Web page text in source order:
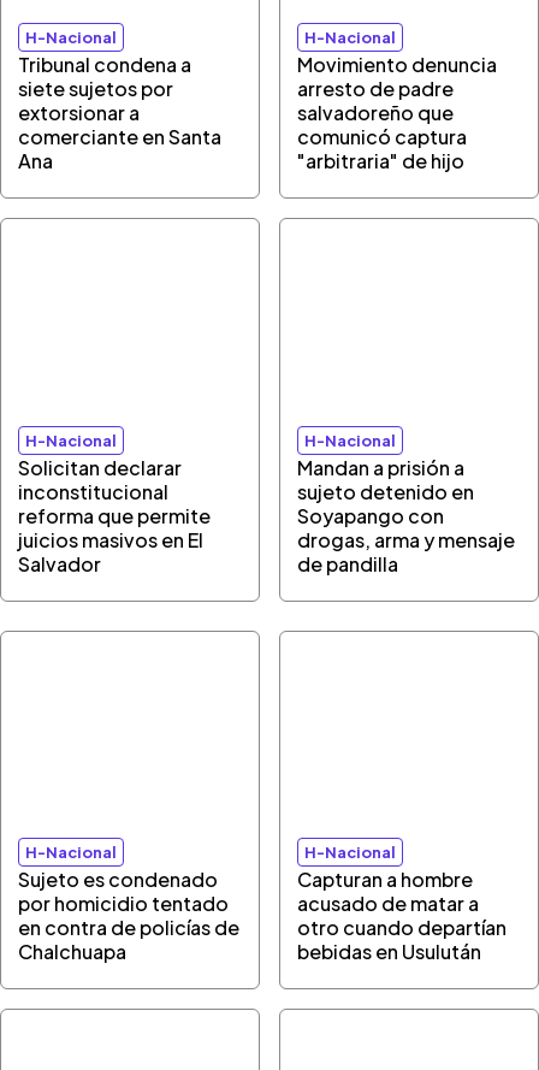
H-Nacional
Tribunal condena a
siete sujetos por
extorsionar a
comerciante en Santa
Ana
H-Nacional
Movimiento denuncia
arresto de padre
salvadoreño que
comunicó captura
"arbitraria" de hijo
H-Nacional
Solicitan declarar
inconstitucional
reforma que permite
juicios masivos en El
Salvador
H-Nacional
Mandan a prisión a
sujeto detenido en
Soyapango con
drogas, arma y mensaje
de pandilla
H-Nacional
Sujeto es condenado
por homicidio tentado
en contra de policías de
Chalchuapa
H-Nacional
Capturan a hombre
acusado de matar a
otro cuando departían
bebidas en Usulután